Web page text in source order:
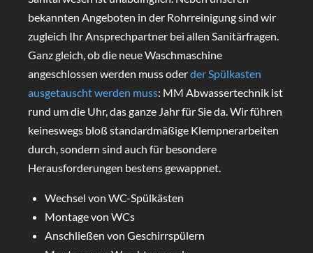
bekannten Angeboten in der Rohrreinigung sind wir
zugleich Ihr Ansprechpartner bei allen Sanitärfragen.
Ganz gleich, ob die neue Waschmaschine
angeschlossen werden muss oderder Spülkasten
ausgetauscht werden muss: MM Abwassertechnik ist
rund um die Uhr, das ganze Jahr für Sie da. Wir führen
keineswegs bloß standardmäßige Klempnerarbeiten
durch, sondern sind auch für besondere
Herausforderungen bestens gewappnet.
Wechsel von WC-Spülkästen
Montage von WCs
Anschließen von Geschirrspülern